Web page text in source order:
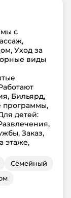
с
Уход за
виды
Бильярд,
программы,
детей:
Заказ,
этаже,
Семейный